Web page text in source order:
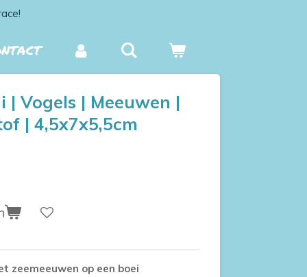
| Vogels | Meeuwen |
| 4,5x7x5,5cm
zeemeeuwen op een boei